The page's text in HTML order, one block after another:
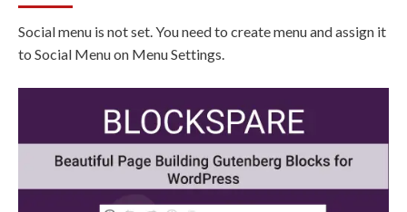
Social menu is not set. You need to create menu and assign it
to Social Menu on Menu Settings.